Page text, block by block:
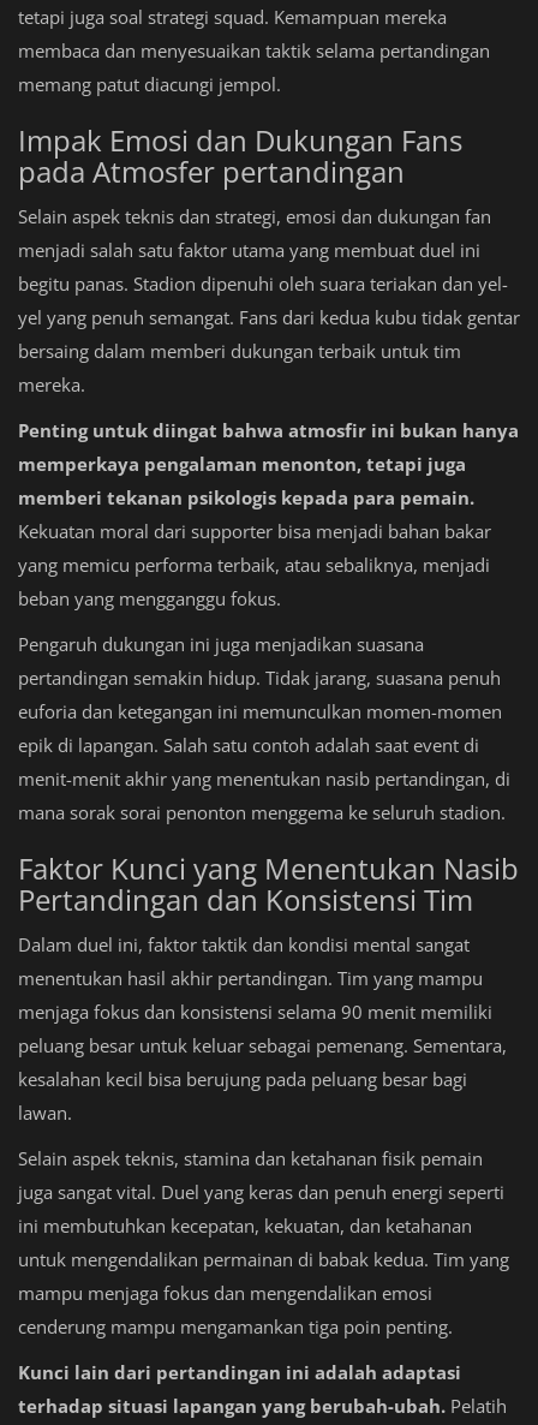
tetapi juga soal strategi squad. Kemampuan mereka
membaca dan menyesuaikan taktik selama pertandingan
memang patut diacungi jempol.
Impak Emosi dan Dukungan Fans
pada Atmosfer pertandingan
Selain aspek teknis dan strategi, emosi dan dukungan fan
menjadi salah satu faktor utama yang membuat duel ini
begitu panas. Stadion dipenuhi oleh suara teriakan dan yel-
yel yang penuh semangat. Fans dari kedua kubu tidak gentar
bersaing dalam memberi dukungan terbaik untuk tim
mereka.
Penting untuk diingat bahwa atmosfir ini bukan hanya
memperkaya pengalaman menonton, tetapi juga
memberi tekanan psikologis kepada para pemain.
Kekuatan moral dari supporter bisa menjadi bahan bakar
yang memicu performa terbaik, atau sebaliknya, menjadi
beban yang mengganggu fokus.
Pengaruh dukungan ini juga menjadikan suasana
pertandingan semakin hidup. Tidak jarang, suasana penuh
euforia dan ketegangan ini memunculkan momen-momen
epik di lapangan. Salah satu contoh adalah saat event di
menit-menit akhir yang menentukan nasib pertandingan, di
mana sorak sorai penonton menggema ke seluruh stadion.
Faktor Kunci yang Menentukan Nasib
Pertandingan dan Konsistensi Tim
Dalam duel ini, faktor taktik dan kondisi mental sangat
menentukan hasil akhir pertandingan. Tim yang mampu
menjaga fokus dan konsistensi selama 90 menit memiliki
peluang besar untuk keluar sebagai pemenang. Sementara,
kesalahan kecil bisa berujung pada peluang besar bagi
lawan.
Selain aspek teknis, stamina dan ketahanan fisik pemain
juga sangat vital. Duel yang keras dan penuh energi seperti
ini membutuhkan kecepatan, kekuatan, dan ketahanan
untuk mengendalikan permainan di babak kedua. Tim yang
mampu menjaga fokus dan mengendalikan emosi
cenderung mampu mengamankan tiga poin penting.
Kunci lain dari pertandingan ini adalah adaptasi
terhadap situasi lapangan yang berubah-ubah. Pelatih